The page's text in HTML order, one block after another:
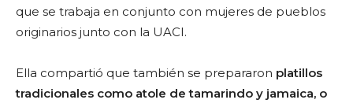
que se trabaja en conjunto con mujeres de pueblos
originarios junto con la UACI.
Ella compartió que también se prepararon platillos
tradicionales como atole de tamarindo y jamaica, o